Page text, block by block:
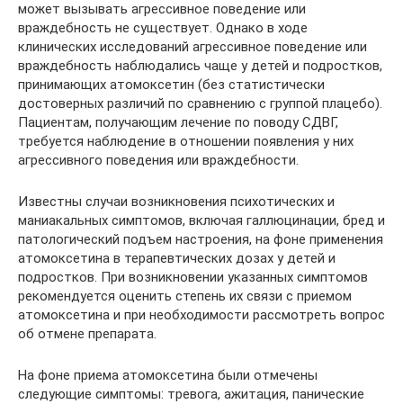
может вызывать агрессивное поведение или
враждебность не существует. Однако в ходе
клинических исследований агрессивное поведение или
враждебность наблюдались чаще у детей и подростков,
принимающих атомоксетин (без статистически
достоверных различий по сравнению с группой плацебо).
Пациентам, получающим лечение по поводу СДВГ,
требуется наблюдение в отношении появления у них
агрессивного поведения или враждебности.
Известны случаи возникновения психотических и
маниакальных симптомов, включая галлюцинации, бред и
патологический подъем настроения, на фоне применения
атомоксетина в терапевтических дозах у детей и
подростков. При возникновении указанных симптомов
рекомендуется оценить степень их связи с приемом
атомоксетина и при необходимости рассмотреть вопрос
об отмене препарата.
На фоне приема атомоксетина были отмечены
следующие симптомы: тревога, ажитация, панические